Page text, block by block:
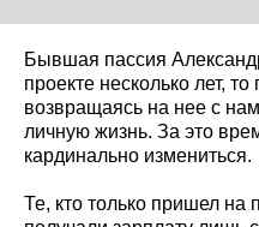
Бывшая пассия
проекте несколько лет,
возвращаясь на нее с
личную жизнь. За это
кардинально измениться.
Те, кто только пришел на